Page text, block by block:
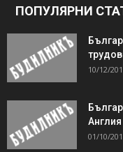
ПОПУЛЯРНИ
10/12/
Англия
01/10/